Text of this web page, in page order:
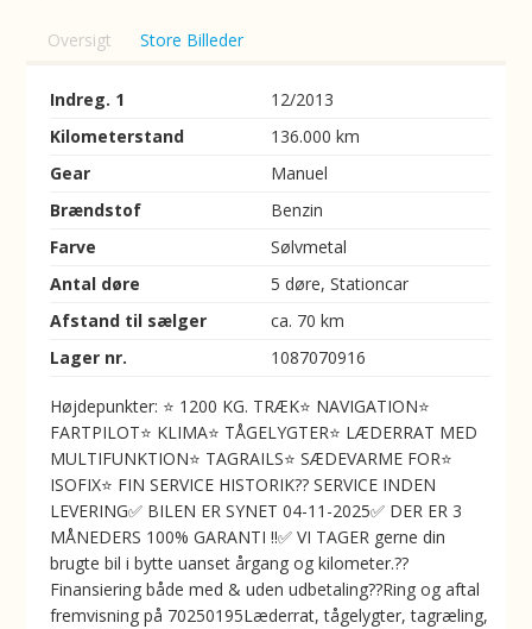
Oversigt Store Billeder
Indreg. 1
12/2013
Kilometerstand
136.000 km
Gear
Manuel
Brændstof
Benzin
Farve
Sølvmetal
Antal døre
5 døre, Stationcar
Afstand til sælger
ca. 70 km
Lager nr.
1087070916
Højdepunkter: ⭐ 1200 KG. TRÆK⭐ NAVIGATION⭐
FARTPILOT⭐ KLIMA⭐ TÅGELYGTER⭐ LÆDERRAT MED
MULTIFUNKTION⭐ TAGRAILS⭐ SÆDEVARME FOR⭐
ISOFIX⭐ FIN SERVICE HISTORIK??️ SERVICE INDEN
LEVERING✅ BILEN ER SYNET 04-11-2025✅ DER ER 3
MÅNEDERS 100% GARANTI !!✅ VI TAGER gerne din
brugte bil i bytte uanset årgang og kilometer.??
Finansiering både med & uden udbetaling??Ring og aftal
fremvisning på 70250195Læderrat, tågelygter, tagræling,